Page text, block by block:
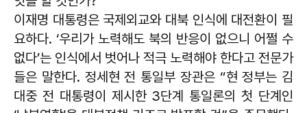
이재명 대통령은 국제외교와 대북 인식에 대전환이 필
요하다. ‘우리가 노력해도 북의 반응이 없으니 어쩔 수
없다’는 인식에서 벗어나 적극 노력해야 한다고 전문가
들은 말한다. 정세현 전 통일부 장관은 “현 정부는 김
대중 전 대통령이 제시한 3단계 통일론의 첫 단계인